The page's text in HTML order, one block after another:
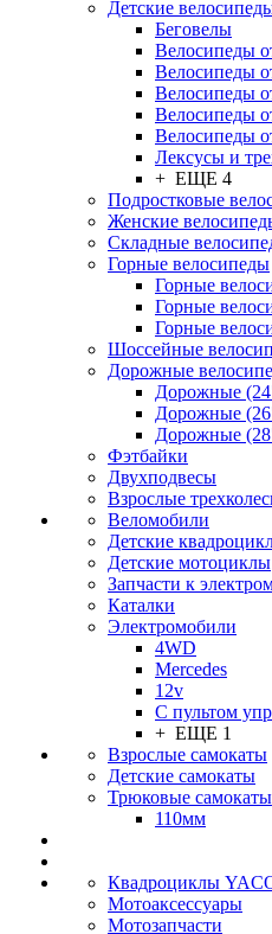
Детские
Беговелы
Велосипеды
Велосипеды
Велосипеды
Велосипеды
Велосипеды
Лексусы и
+ ЕЩЕ 4
Подростковые
Женские
Складные
Горные велосипеды
Горные
Горные
Горные
Шоссейные
Дорожные
Дорожные
Дорожные
Дорожные
Фэтбайки
Двухподвесы
Взрослые
Веломобили
Детские
Детские мотоциклы
Запчасти к
Каталки
Электромобили
4WD
Mercedes
12v
С пультом
+ ЕЩЕ 1
Взрослые самокаты
Детские самокаты
Трюковые самокаты
110мм
Квадроциклы
Мотоаксессуары
Мотозапчасти